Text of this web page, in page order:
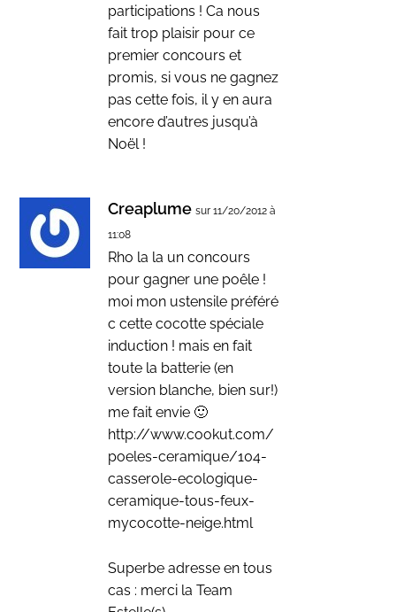
participations ! Ca nous
fait trop plaisir pour ce
premier concours et
promis, si vous ne gagnez
pas cette fois, il y en aura
encore d’autres jusqu’à
Noël !
Creaplume sur 11/20/2012 à
11:08
Rho la la un concours
pour gagner une poêle !
moi mon ustensile préféré
c cette cocotte spéciale
induction ! mais en fait
toute la batterie (en
version blanche, bien sur!)
me fait envie 🙂
http://www.cookut.com/
poeles-ceramique/104-
casserole-ecologique-
ceramique-tous-feux-
mycocotte-neige.html
Superbe adresse en tous
cas : merci la Team